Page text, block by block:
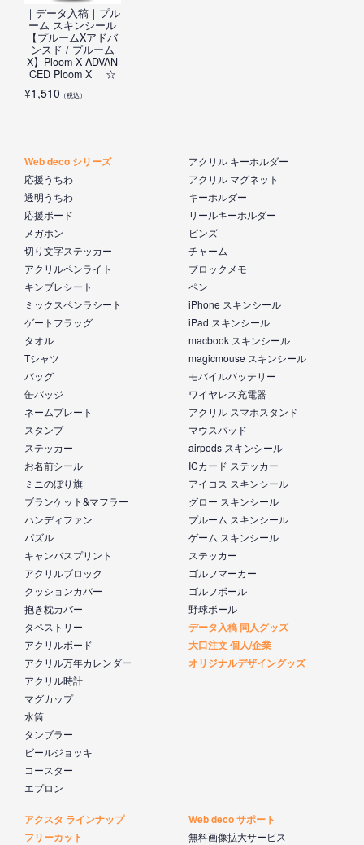
｜データ入稿｜プル
ーム スキンシール
【プルームXアドバ
ンスド / プルーム
X】Ploom X ADVAN
CED Ploom X ☆
¥1,510 （税込）
Web deco シリーズ
応援うちわ
透明うちわ
応援ボード
メガホン
切り文字ステッカー
アクリルペンライト
キンブレシート
ミックスペンラシート
ゲートフラッグ
タオル
Tシャツ
バッグ
缶バッジ
ネームプレート
スタンプ
ステッカー
お名前シール
ミニのぼり旗
ブランケット&マフラー
ハンディファン
パズル
キャンバスプリント
アクリルブロック
クッションカバー
抱き枕カバー
タペストリー
アクリルボード
アクリル万年カレンダー
アクリル時計
マグカップ
水筒
タンブラー
ビールジョッキ
コースター
エプロン
アクリル キーホルダー
アクリル マグネット
キーホルダー
リールキーホルダー
ピンズ
チャーム
ブロックメモ
ペン
iPhone スキンシール
iPad スキンシール
macbook スキンシール
magicmouse スキンシール
モバイルバッテリー
ワイヤレス充電器
アクリル スマホスタンド
マウスパッド
airpods スキンシール
ICカード ステッカー
アイコス スキンシール
グロー スキンシール
プルーム スキンシール
ゲーム スキンシール
ステッカー
ゴルフマーカー
ゴルフボール
野球ボール
データ入稿 同人グッズ
大口注文 個人/企業
オリジナルデザイングッズ
アクスタ ラインナップ
フリーカット
Web deco サポート
無料画像拡大サービス